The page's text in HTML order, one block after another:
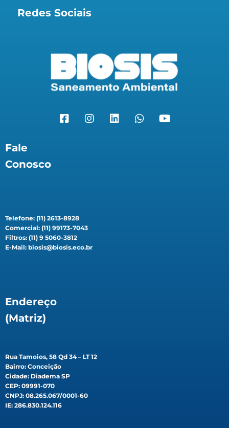
Redes Sociais
Fale
Conosco
Telefone: (11) 2613-8928
Comercial: (11) 99173-7043
Filtros: (11) 9 5060-3812
E-Mail: biosis@biosis.eco.br
Endereço
(Matriz)
Rua Tamoios, 58 Qd 34 – LT 12
Bairro: Conceição
Cidade: Diadema SP
CEP: 09991-070
CNPJ: 08.265.067/0001-60
IE: 286.830.124.116